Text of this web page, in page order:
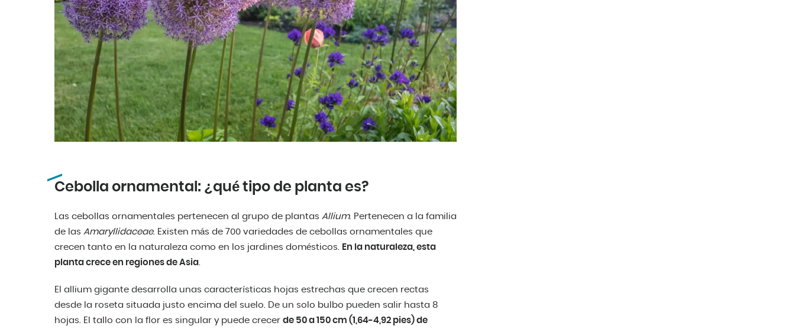
Cebolla ornamental: ¿qué tipo de planta es?
Las cebollas ornamentales pertenecen al grupo de plantas Allium. Pertenecen a la familia
de las Amaryllidaceae. Existen más de 700 variedades de cebollas ornamentales que
crecen tanto en la naturaleza como en los jardines domésticos. En la naturaleza, esta
planta crece en regiones de Asia.
El allium gigante desarrolla unas características hojas estrechas que crecen rectas
desde la roseta situada justo encima del suelo. De un solo bulbo pueden salir hasta 8
hojas. El tallo con la flor es singular y puede crecer de 50 a 150 cm (1,64-4,92 pies) de